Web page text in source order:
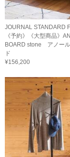
《予約》《大型商品》
BOARD stone アノー
ド
¥156,200